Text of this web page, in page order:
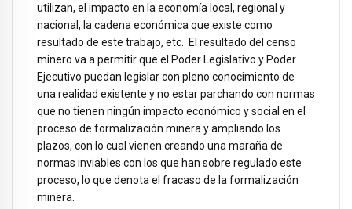
utilizan, el impacto en la economía local, regional y
nacional, la cadena económica que existe como
resultado de este trabajo, etc. El resultado del censo
minero va a permitir que el Poder Legislativo y Poder
Ejecutivo puedan legislar con pleno conocimiento de
una realidad existente y no estar parchando con normas
que no tienen ningún impacto económico y social en el
proceso de formalización minera y ampliando los
plazos, con lo cual vienen creando una maraña de
normas inviables con los que han sobre regulado este
proceso, lo que denota el fracaso de la formalización
minera.